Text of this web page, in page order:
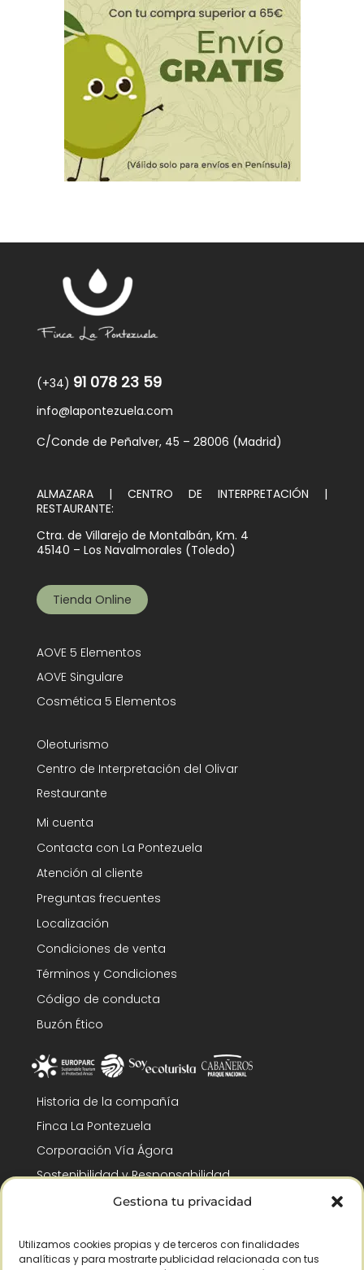
Gestiona tu privacidad
Utilizamos cookies propias y de terceros con finalidades
analíticas y para mostrarte publicidad relacionada con tus
(+34) 91 078 23 59
info@lapontezuela.com
C/Conde de Peñalver, 45 – 28006 (Madrid)
ALMAZARA | CENTRO DE INTERPRETACIÓN |
RESTAURANTE:
Ctra. de Villarejo de Montalbán, Km. 4
45140 – Los Navalmorales (Toledo)
Tienda Online
AOVE 5 Elementos
AOVE Singulare
Cosmética 5 Elementos
Oleoturismo
Centro de Interpretación del Olivar
Restaurante
Mi cuenta
Contacta con La Pontezuela
Atención al cliente
Preguntas frecuentes
Localización
Condiciones de venta
Términos y Condiciones
Código de conducta
Buzón Ético
Historia de la compañía
Finca La Pontezuela
Corporación Vía Ágora
Sostenibilidad y Responsabilidad
RSC y Fundación Gómez-Pintado
Reconocimientos